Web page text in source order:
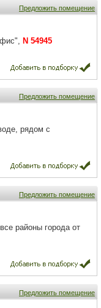
Предложить помещение
N 54945
Предложить помещение
рядом с
Предложить помещение
районы города от
Предложить помещение